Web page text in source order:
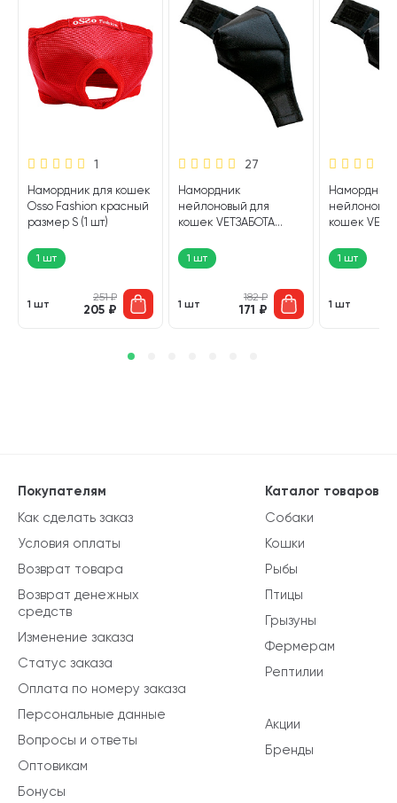
1
Намордник для кошек
Osso Fashion красный
размер S (1 шт)
1 шт
1 шт
251₽
205 ₽
27
Намордник
нейлоновый для
кошек VETЗАБОТА
1 шт
1 шт
182₽
171 ₽
Намордник
кошек
1 шт
1 шт
Каталог товаров
Собаки
Кошки
Рыбы
Птицы
Грызуны
Фермерам
Рептилии
Акции
Бренды
Покупателям
Как сделать заказ
Условия оплаты
Возврат товара
Возврат денежных
средств
Изменение заказа
Статус заказа
Оплата по номеру заказа
Персональные данные
Вопросы и ответы
Оптовикам
Бонусы